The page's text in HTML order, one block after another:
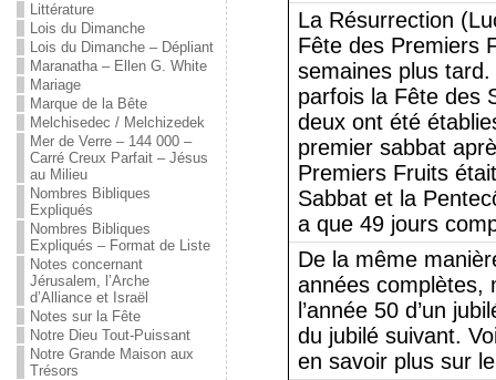
Littérature
Lois du Dimanche
Lois du Dimanche – Dépliant
Maranatha – Ellen G. White
Mariage
Marque de la Bête
Melchisedec / Melchizedek
Mer de Verre – 144 000 –
Carré Creux Parfait – Jésus
au Milieu
Nombres Bibliques
Expliqués
Nombres Bibliques
Expliqués – Format de Liste
Notes concernant
Jérusalem, l’Arche
d’Alliance et Israël
Notes sur la Fête
Notre Dieu Tout-Puissant
Notre Grande Maison aux
Trésors
La Résurrection
Fête des Premiers
semaines plus tard.
parfois la Fête des
deux ont été
premier sabbat
Premiers Fruits
Sabbat et la
a que 49 jours
De la même
années complètes,
l’année 50 d’un
du jubilé suivant.
en savoir plus sur